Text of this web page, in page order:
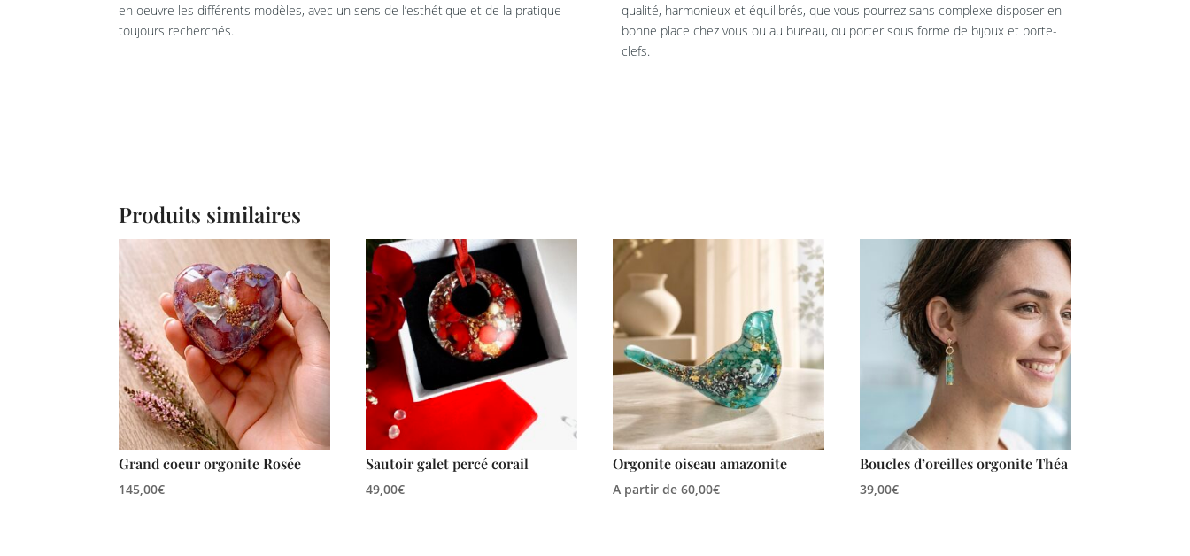
en oeuvre les différents modèles, avec un sens de l’esthétique et de la pratique
toujours recherchés.
qualité, harmonieux et équilibrés, que vous pourrez sans complexe disposer en
bonne place chez vous ou au bureau, ou porter sous forme de bijoux et porte-
clefs.
Produits similaires
Grand coeur orgonite Rosée
145,00€
Sautoir galet percé corail
49,00€
Orgonite oiseau amazonite
A partir de60,00€
Boucles d’oreilles orgonite Théa
39,00€